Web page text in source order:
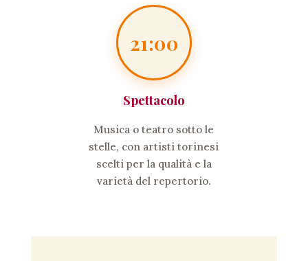
21:00
Spettacolo
Musica o teatro sotto le
stelle, con artisti torinesi
scelti per la qualità e la
varietà del repertorio.